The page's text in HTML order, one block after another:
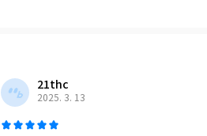
21thc
2025. 3. 13